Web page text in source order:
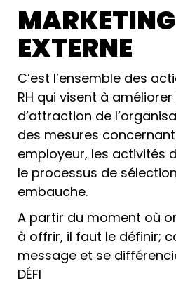
EXTERNE
C’est l’ensemble des
RH qui visent à
d’attraction de
des mesures
employeur, les activités
le processus de
embauche.
A partir du moment où
à offrir, il faut le définir;
message et se
DÉFI